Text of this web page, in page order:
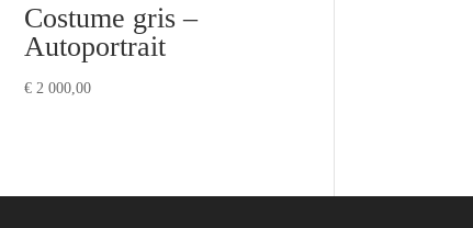
Costume gris –
Autoportrait
€2 000,00